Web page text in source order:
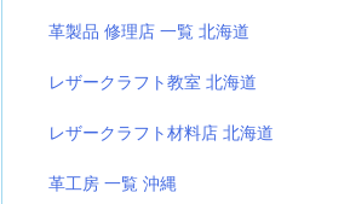
革製品 修理店 一覧 北海道
レザークラフト教室 北海道
レザークラフト材料店 北海道
革工房 一覧 沖縄